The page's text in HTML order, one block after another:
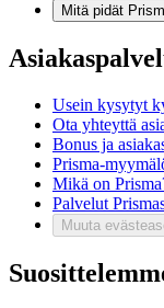
Mitä pidät
Usein kysytyt
Ota yhteyttä
Bonus ja
Prisma-
Mikä on
Palvelut
Muuta